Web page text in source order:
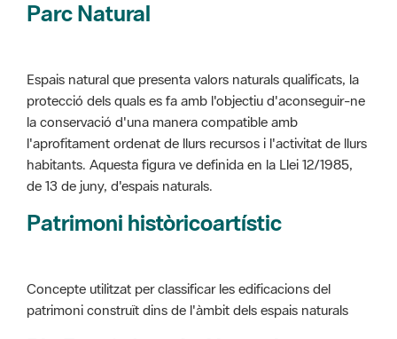
Espais natural que presenta valors naturals qualificats, la
l'aprofitament ordenat de llurs recursos i l'activitat de llurs
habitants. Aquesta figura ve definida en la Llei 12/1985,
de 13 de juny, d'espais naturals.
Patrimoni històricoartístic
Concepte utilitzat per classificar les edificacions del
Pla Espais Interès Natural